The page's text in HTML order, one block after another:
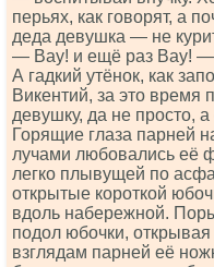
перьях, как говорят, а
деда девушка — не
— Вау! и ещё раз Вау! —
А гадкий утёнок, как
Викентий, за это время
девушку, да не просто,
Горящие глаза парней
лучами любовались её
легко плывущей по
открытые короткой
вдоль набережной.
подол юбочки,
взглядам парней её